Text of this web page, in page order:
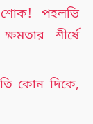
শোক! পহলভি
শীর্ষে
কোন দিকে,